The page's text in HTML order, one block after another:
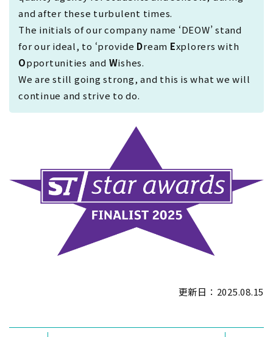
and after these turbulent times.
The initials of our company name ‘DEOW’ stand
for our ideal, to ‘provide Dream Explorers with
Opportunities and Wishes.
We are still going strong, and this is what we will
continue and strive to do.
更新日： 2025.08.15